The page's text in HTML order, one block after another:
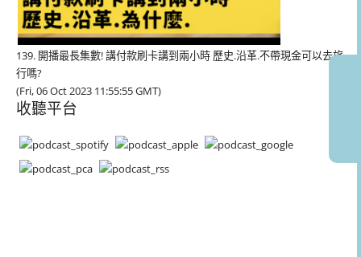
139. 開播最長集數! 講付款刷卡講到兩小時 歷史.沿革.不帶現金可以去旅
行嗎?
(Fri, 06 Oct 2023 11:55:55 GMT)
收聽平台